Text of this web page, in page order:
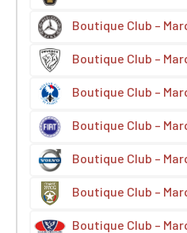
Boutique Club –
Boutique Club –
Boutique Club –
Boutique Club –
Boutique Club –
Boutique Club –
Boutique Club –